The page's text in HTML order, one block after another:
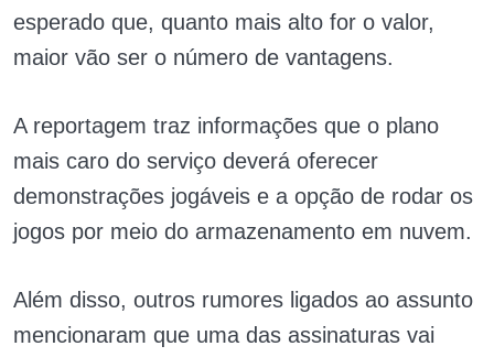
esperado que, quanto mais alto for o valor,
maior vão ser o número de vantagens.
A reportagem traz informações que o plano
mais caro do serviço deverá oferecer
demonstrações jogáveis e a opção de rodar os
jogos por meio do armazenamento em nuvem.
Além disso, outros rumores ligados ao assunto
mencionaram que uma das assinaturas vai